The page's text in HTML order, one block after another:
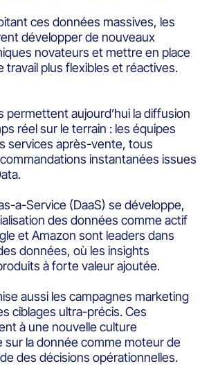
ces données massives, les
développer de nouveaux
novateurs et mettre en place
travail plus flexibles et réactives.
permettent aujourd’hui la diffusion
réel sur le terrain : les équipes
services après-vente, tous
instantanées issues
a-Service (DaaS) se développe,
des données comme actif
et Amazon sont leaders dans
données, où les insights
à forte valeur ajoutée.
aussi les campagnes marketing
ciblages ultra-précis. Ces
à une nouvelle culture
sur la donnée comme moteur de
des décisions opérationnelles.